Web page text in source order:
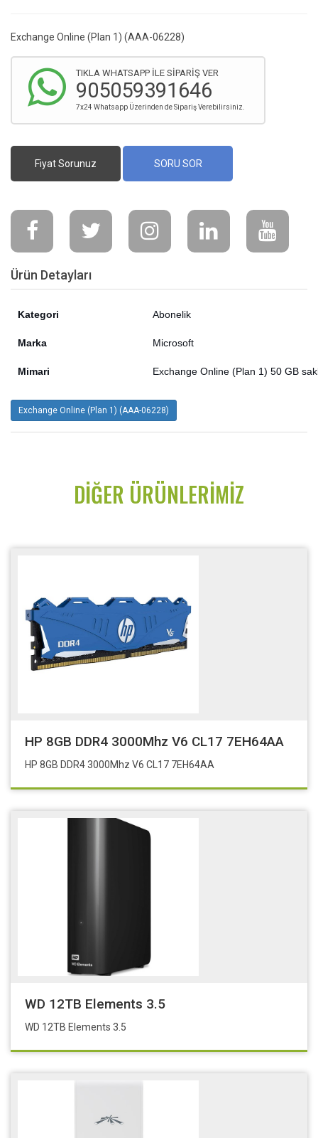
Exchange Online (Plan 1) (AAA-06228)
TIKLA WHATSAPP İLE SİPARİŞ VER
905059391646
7x24 Whatsapp Üzerinden de Sipariş Verebilirsiniz.
Fiyat Sorunuz SORU SOR
Ürün Detayları
Kategori Abonelik
Marka Microsoft
Mimari Exchange Online (Plan 1) 50 GB
Exchange Online (Plan 1) (AAA-06228)
DIĞER ÜRÜNLERIMIZ
HP 8GB DDR4 3000Mhz V6 CL17 7EH64AA
HP 8GB DDR4 3000Mhz V6 CL17 7EH64AA
WD 12TB Elements 3.5
WD 12TB Elements 3.5